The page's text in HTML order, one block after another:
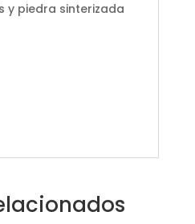
y piedra sinterizada